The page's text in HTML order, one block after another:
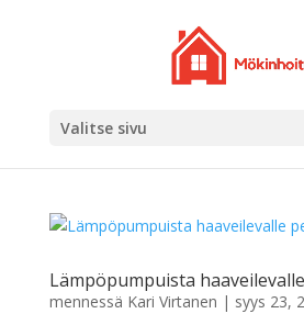
Valitse sivu
Lämpöpumpuista
mennessä Kari Virtanen | syys 23,